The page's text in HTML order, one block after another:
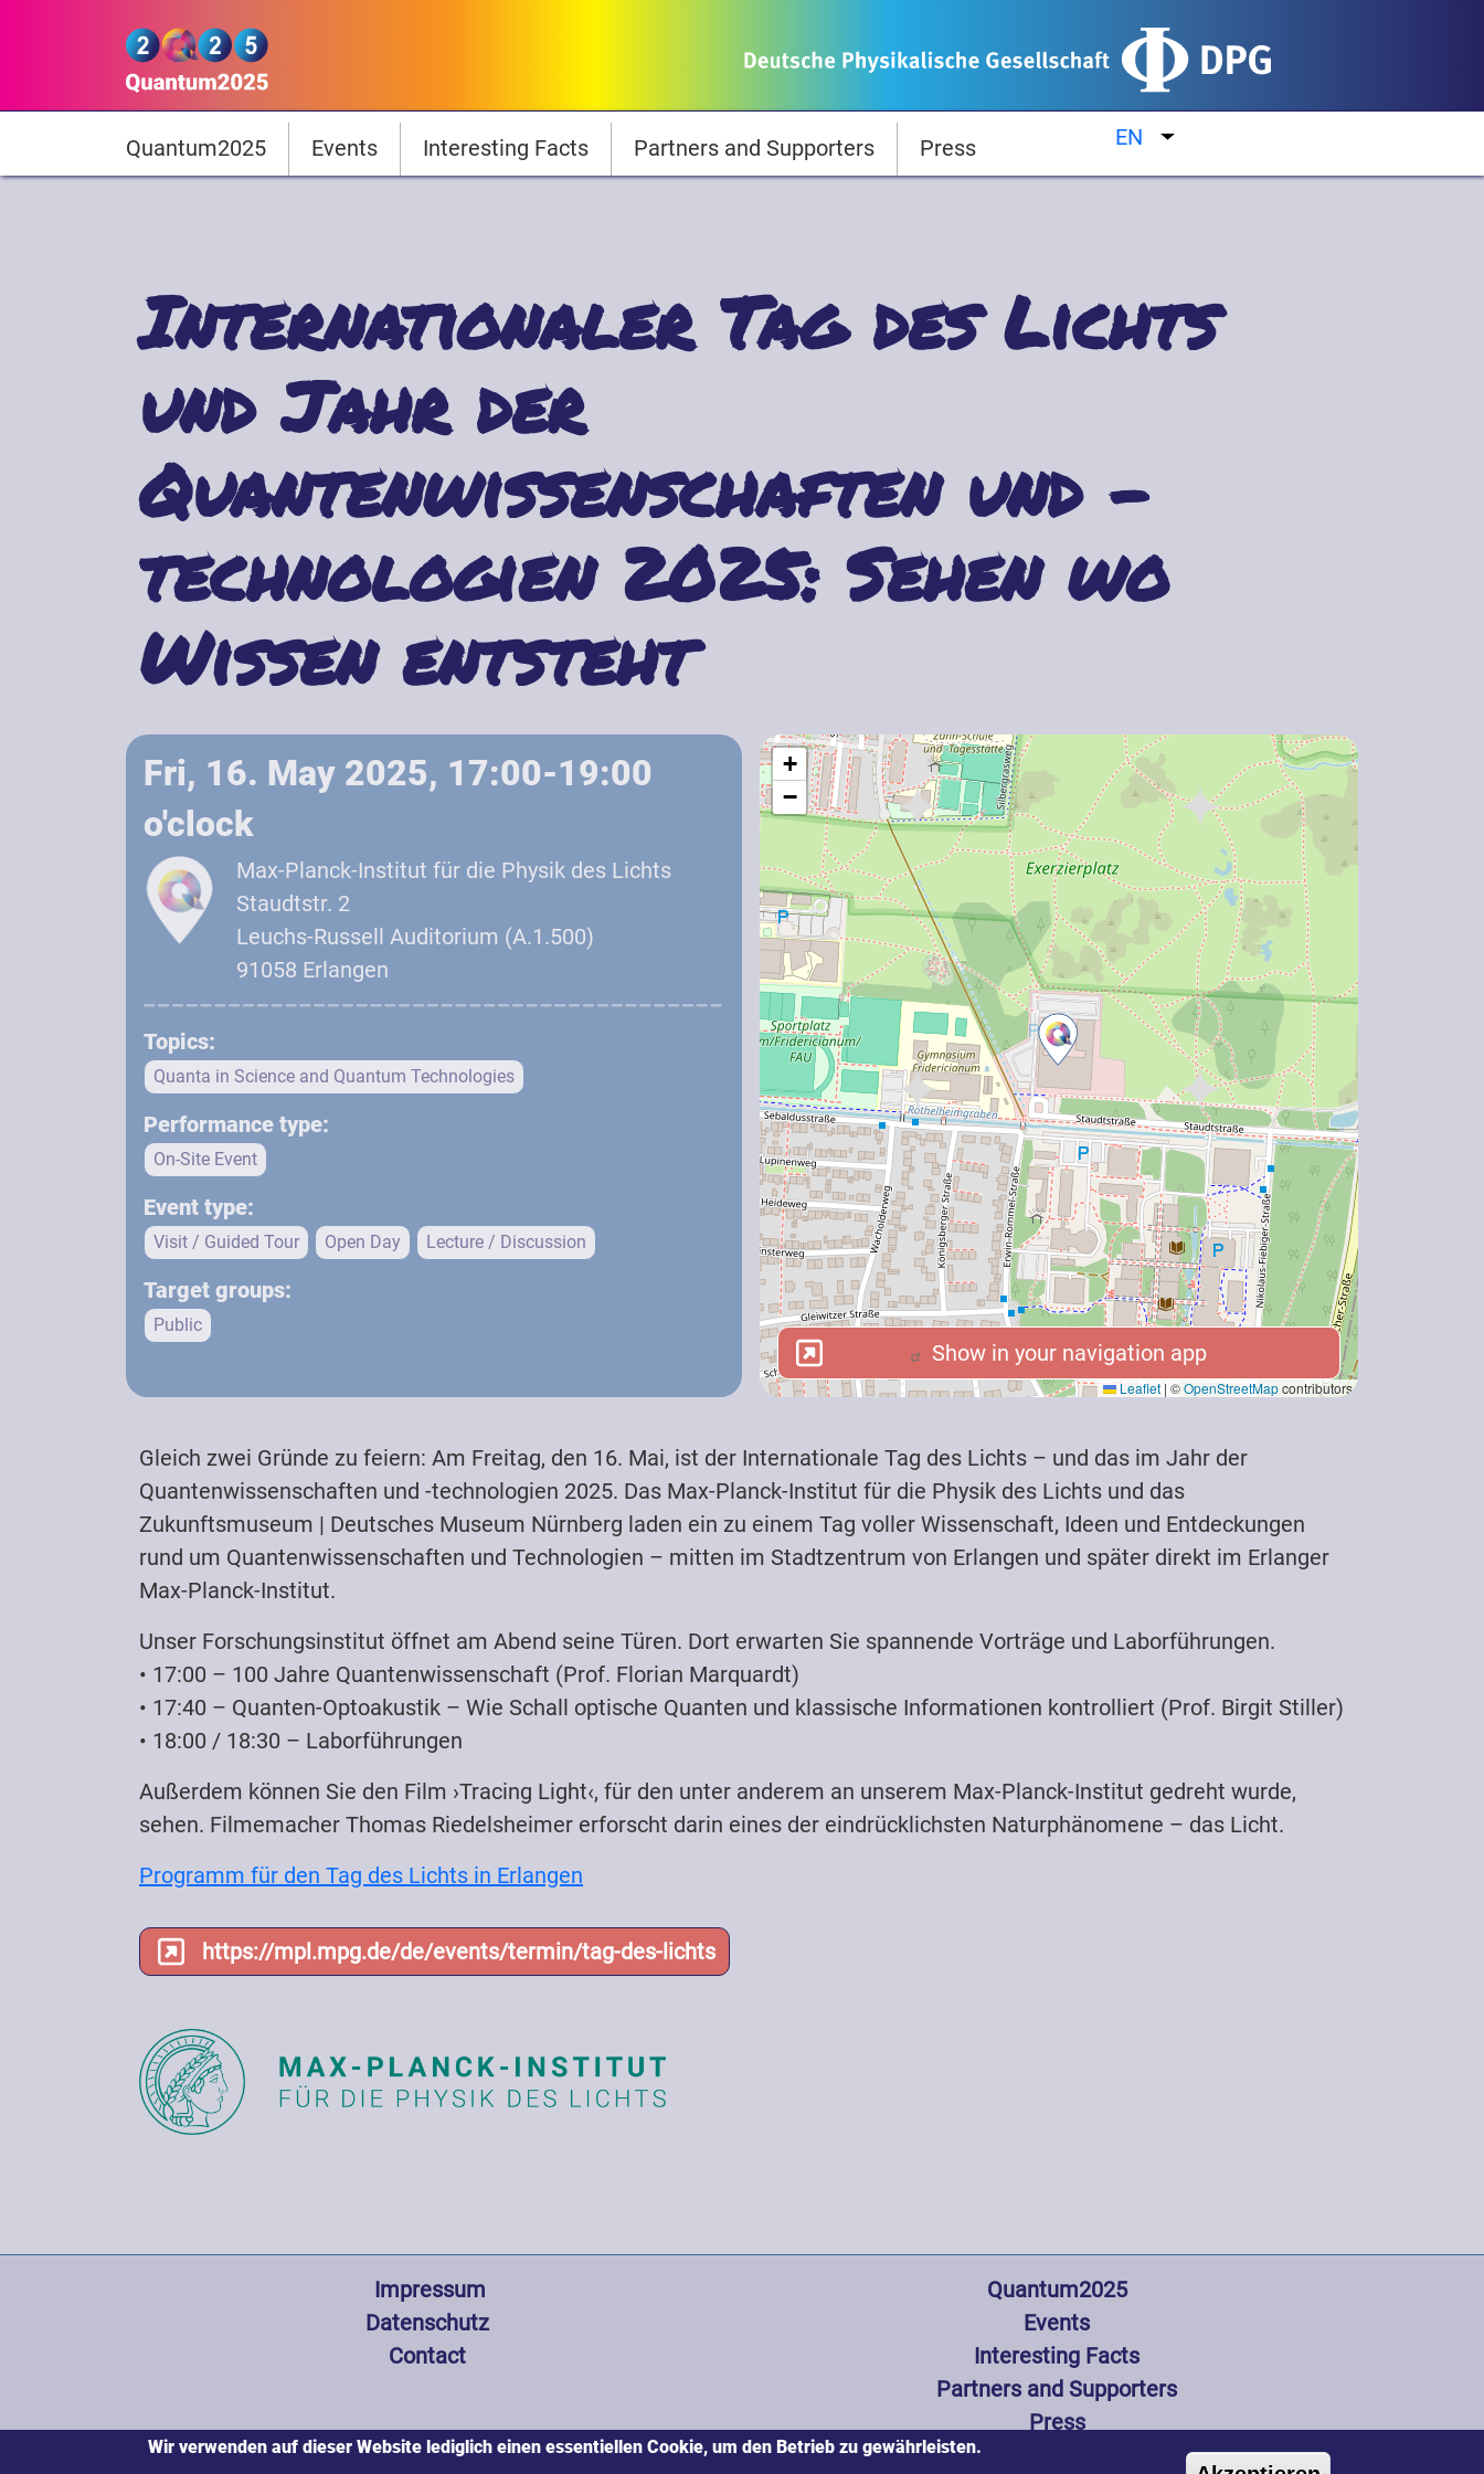
Quantum2025
Hauptnavigation
Quantum2025 Events Interesting Facts Partners and Supporters Press EN List additional actions
Internationaler Tag des Lichts
und Jahr der
Quantenwissenschaften und -
technologien 2025: Sehen wo
Wissen entsteht
Fri, 16. May 2025, 17:00-19:00
o'clock
Max-Planck-Institut für die Physik des Lichts
Staudtstr. 2
Leuchs-Russell Auditorium (A.1.500)
91058 Erlangen
Topics:
Quanta in Science and Quantum Technologies
Performance type:
On-Site Event
Event type:
Visit / Guided Tour Open Day Lecture / Discussion
Target groups:
Public
+
−
Leaflet | ©OpenStreetMapcontributors
Show in your navigation app
Show in your navigation app
Gleich zwei Gründe zu feiern: Am Freitag, den 16. Mai, ist der Internationale Tag des Lichts – und das im Jahr der
Quantenwissenschaften und -technologien 2025. Das Max-Planck-Institut für die Physik des Lichts und das
Zukunftsmuseum | Deutsches Museum Nürnberg laden ein zu einem Tag voller Wissenschaft, Ideen und Entdeckungen
rund um Quantenwissenschaften und Technologien – mitten im Stadtzentrum von Erlangen und später direkt im Erlanger
Max-Planck-Institut.
Unser Forschungsinstitut öffnet am Abend seine Türen. Dort erwarten Sie spannende Vorträge und Laborführungen.
• 17:00 – 100 Jahre Quantenwissenschaft (Prof. Florian Marquardt)
• 17:40 – Quanten-Optoakustik – Wie Schall optische Quanten und klassische Informationen kontrolliert (Prof. Birgit Stiller)
• 18:00 / 18:30 – Laborführungen
Außerdem können Sie den Film ›Tracing Light‹, für den unter anderem an unserem Max-Planck-Institut gedreht wurde,
sehen. Filmemacher Thomas Riedelsheimer erforscht darin eines der eindrücklichsten Naturphänomene – das Licht.
Programm für den Tag des Lichts in Erlangen
https://mpl.mpg.de/de/events/termin/tag-des-lichts
Impressum
Datenschutz
Contact
Hauptnavigation
Quantum2025
Events
Interesting Facts
Partners and Supporters
Press
Wir verwenden auf dieser Website lediglich einen essentiellen Cookie, um den Betrieb zu gewährleisten.